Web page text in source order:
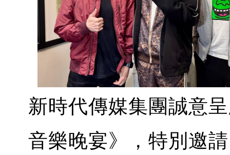
新時代傳媒集團誠意
音樂晚宴》，特別邀